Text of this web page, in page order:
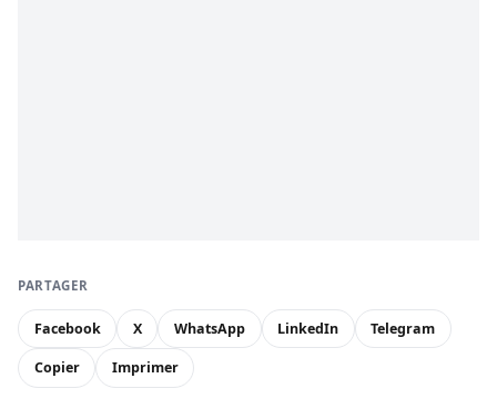
PARTAGER
Facebook X WhatsApp LinkedIn Telegram
Copier Imprimer